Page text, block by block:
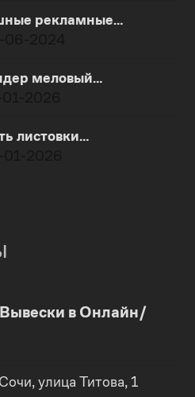
рекламные…
меловый…
листовки…
в Онлайн/
Сочи, улица Титова, 1
2
0